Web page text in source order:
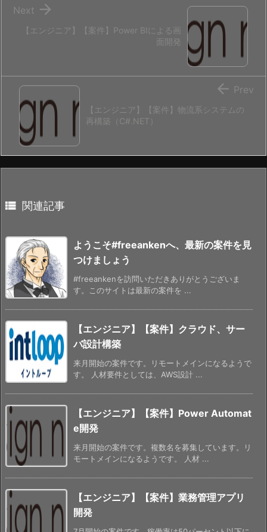
【エンジニア】【案件】Power BIによる画
面開発

Next
【エンジニア】【案件】物流系システムの
再構築（C#.NET）
 Prev
 関連記事
ようこそ#freeankenへ、最新の案件を見
つけましょう
#freeankenを訪問いただきありがとうございま
す。このサイトは最新の案件を ...
【エンジニア】【案件】クラウド、サー
バ設計構築
来月開始の案件です。リモートメインになるようで
す。 人材要件としては、AWS設計 ...
【エンジニア】【案件】Power Automat
e開発
来月開始の案件です。複数名を募集しています。リ
モートメインになるようです。 人材 ...
【エンジニア】【案件】業務管理アプリ
開発